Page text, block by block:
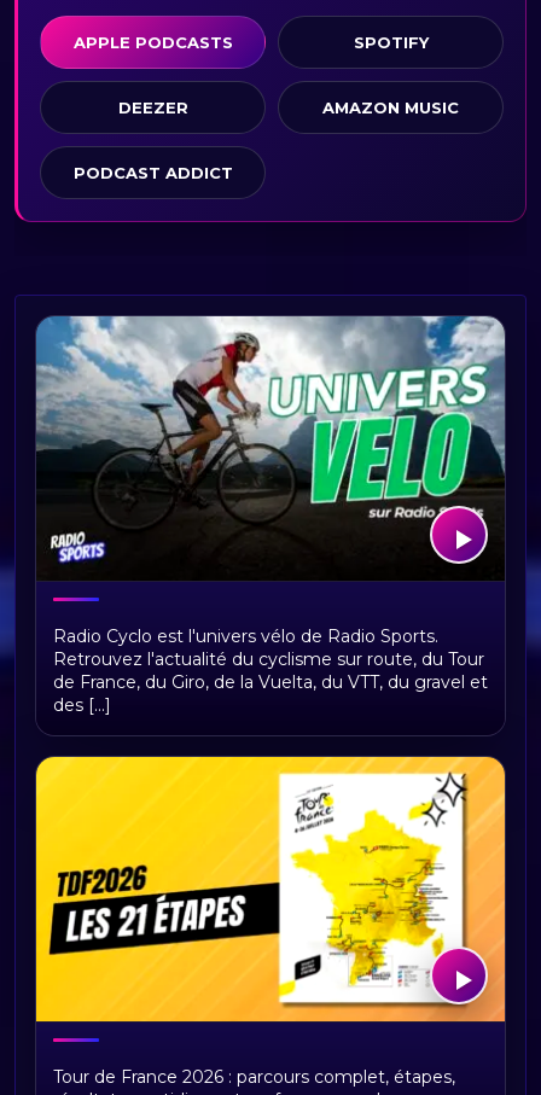
APPLE PODCASTS SPOTIFY
DEEZER AMAZON MUSIC
PODCAST ADDICT
Bienvenue sur Radio Cyclo, votre
univers vélo
Radio Cyclo est l'univers vélo de Radio Sports.
Retrouvez l'actualité du cyclisme sur route, du Tour
de France, du Giro, de la Vuelta, du VTT, du gravel et
des [...]
Tour de France 2026 : présentation,
étapes et replays Radio Sports
Tour de France 2026 : parcours complet, étapes,